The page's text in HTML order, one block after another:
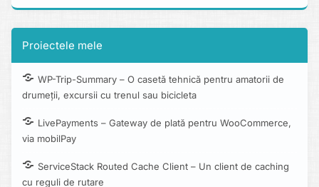
Proiectele mele
WP-Trip-Summary – O casetă tehnică pentru amatorii de
drumeții, excursii cu trenul sau bicicleta
LivePayments – Gateway de plată pentru WooCommerce,
via mobilPay
ServiceStack Routed Cache Client – Un client de caching
cu reguli de rutare